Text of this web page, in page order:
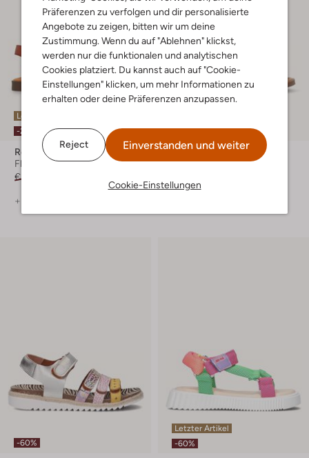
Präferenzen zu verfolgen und dir personalisierte
Angebote zu zeigen, bitten wir um deine
Zustimmung. Wenn du auf "Ablehnen" klickst,
werden nur die funktionalen und analytischen
Cookies platziert. Du kannst auch auf "Cookie-
Einstellungen" klicken, um mehr Informationen zu
erhalten oder deine Präferenzen anzupassen.
Reject Einverstanden und weiter
Cookie-Einstellungen
Letzter Artikel
-20%
Red-Rag
Flache Sandalen
€ 99,99
+ mehr farben
-20%
Red-Rag
Flache Sandalen
-60%
Letzter Artikel
-60%